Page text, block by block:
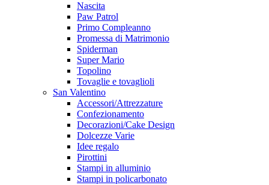
Nascita
Paw Patrol
Primo Compleanno
Promessa di Matrimonio
Spiderman
Super Mario
Topolino
Tovaglie e tovaglioli
San Valentino
Accessori/Attrezzature
Confezionamento
Decorazioni/Cake Design
Dolcezze Varie
Idee regalo
Pirottini
Stampi in alluminio
Stampi in policarbonato